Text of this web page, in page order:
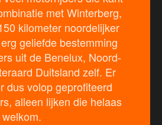
met Winterberg,
kilometer noordelijker
geliefde bestemming
uit de Benelux, Noord-
Duitsland zelf. Er
dus volop geprofiteerd
alleen lijken die helaas